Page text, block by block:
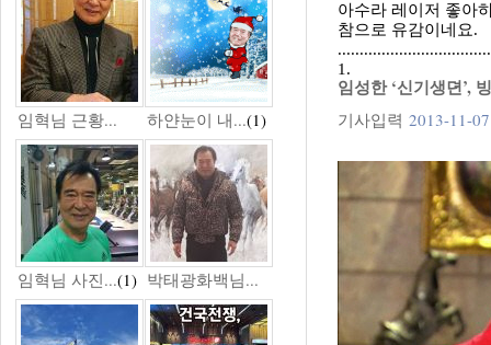
임혁님 근황... 하얀눈이 내...(1)
임혁님 사진...(1) 박태광화백님...
아수라 레이저 좋아
참으로 유감이네요.
1.
임성한 ‘신기생뎐’,
기사입력 2013-11-